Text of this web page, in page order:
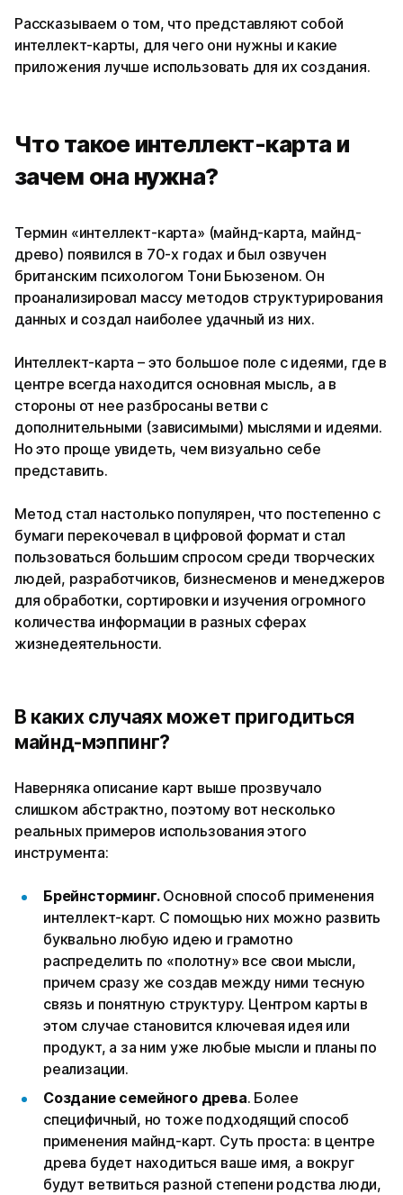
Рассказываем о том, что представляют собой
интеллект-карты, для чего они нужны и какие
приложения лучше использовать для их создания.
Что такое интеллект-карта и
зачем она нужна?
Термин «интеллект-карта» (майнд-карта, майнд-
древо) появился в 70-х годах и был озвучен
британским психологом Тони Бьюзеном. Он
проанализировал массу методов структурирования
данных и создал наиболее удачный из них.
Интеллект-карта – это большое поле с идеями, где в
центре всегда находится основная мысль, а в
стороны от нее разбросаны ветви с
дополнительными (зависимыми) мыслями и идеями.
Но это проще увидеть, чем визуально себе
представить.
Метод стал настолько популярен, что постепенно с
бумаги перекочевал в цифровой формат и стал
пользоваться большим спросом среди творческих
людей, разработчиков, бизнесменов и менеджеров
для обработки, сортировки и изучения огромного
количества информации в разных сферах
жизнедеятельности.
В каких случаях может пригодиться
майнд-мэппинг?
Наверняка описание карт выше прозвучало
слишком абстрактно, поэтому вот несколько
реальных примеров использования этого
инструмента:
Брейнсторминг.Основной способ применения
интеллект-карт. С помощью них можно развить
буквально любую идею и грамотно
распределить по «полотну» все свои мысли,
причем сразу же создав между ними тесную
связь и понятную структуру. Центром карты в
этом случае становится ключевая идея или
продукт, а за ним уже любые мысли и планы по
реализации.
Создание семейного древа. Более
специфичный, но тоже подходящий способ
применения майнд-карт. Суть проста: в центре
древа будет находиться ваше имя, а вокруг
будут ветвиться разной степени родства люди,